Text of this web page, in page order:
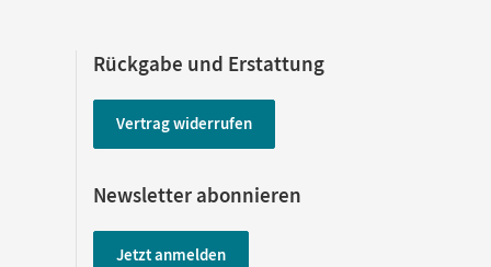
Rückgabe und Erstattung
Vertrag widerrufen
Newsletter abonnieren
Jetzt anmelden